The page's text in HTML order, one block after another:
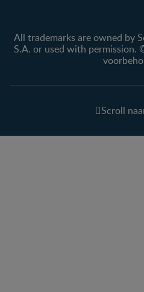
All trademarks are owned by
S.A. or used with permission.
Scroll